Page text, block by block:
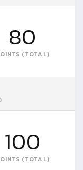
80
(TOTAL)
100
(TOTAL)